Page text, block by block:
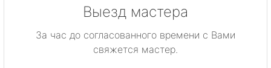
Выезд мастера
За час до согласованного времени с Вами
свяжется мастер.